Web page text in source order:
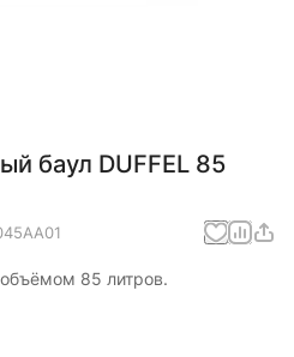
баул DUFFEL 85
85 литров.